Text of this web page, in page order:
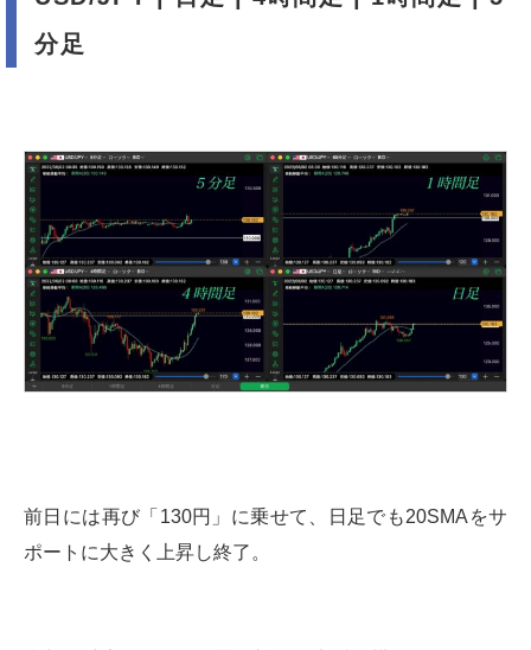
分足
前日には再び「130円」に乗せて、日足でも20SMAをサ
ポートに大きく上昇し終了。